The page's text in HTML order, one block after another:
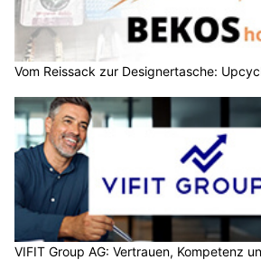
Vom Reissack zur Designertasche:
VIFIT Group AG: Vertrauen, Kompetenz